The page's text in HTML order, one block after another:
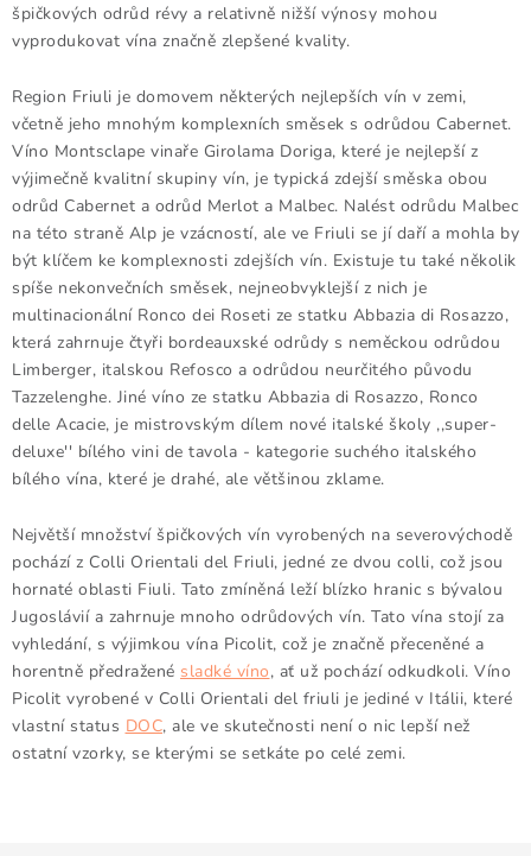
PŘÍSLUŠENSTVÍ
Doprava a platba
Obchodní podmínky
Podmínky ochrany osobních údajů
Hodnocení obchodu
Kontakty
O nás Velkoobchod
špičkových odrůd révy a relativně nižší výnosy mohou
vyprodukovat vína značně zlepšené kvality.
Region Friuli je domovem některých nejlepších vín v zemi,
včetně jeho mnohým komplexních směsek s odrůdou Cabernet.
Víno Montsclape vinaře Girolama Doriga, které je nejlepší z
výjimečně kvalitní skupiny vín, je typická zdejší směska obou
odrůd Cabernet a odrůd Merlot a Malbec. Nalést odrůdu Malbec
na této straně Alp je vzácností, ale ve Friuli se jí daří a mohla by
být klíčem ke komplexnosti zdejších vín. Existuje tu také několik
spíše nekonvečních směsek, nejneobvyklejší z nich je
multinacionální Ronco dei Roseti ze statku Abbazia di Rosazzo,
která zahrnuje čtyři bordeauxské odrůdy s neměckou odrůdou
Limberger, italskou Refosco a odrůdou neurčitého původu
Tazzelenghe. Jiné víno ze statku Abbazia di Rosazzo, Ronco
delle Acacie, je mistrovským dílem nové italské školy ,,super-
deluxe'' bílého vini de tavola - kategorie suchého italského
bílého vína, které je drahé, ale většinou zklame.
Největší množství špičkových vín vyrobených na severovýchodě
pochází z Colli Orientali del Friuli, jedné ze dvou colli, což jsou
hornaté oblasti Fiuli. Tato zmíněná leží blízko hranic s bývalou
Jugoslávií a zahrnuje mnoho odrůdových vín. Tato vína stojí za
vyhledání, s výjimkou vína Picolit, což je značně přeceněné a
horentně předražené sladké víno, ať už pochází odkudkoli. Víno
Picolit vyrobené v Colli Orientali del friuli je jediné v Itálii, které
vlastní status DOC, ale ve skutečnosti není o nic lepší než
ostatní vzorky, se kterými se setkáte po celé zemi.